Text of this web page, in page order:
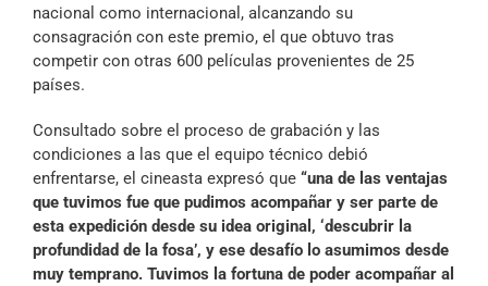
nacional como internacional, alcanzando su
consagración con este premio, el que obtuvo tras
competir con otras 600 películas provenientes de 25
países.
Consultado sobre el proceso de grabación y las
condiciones a las que el equipo técnico debió
enfrentarse, el cineasta expresó que “una de las ventajas
que tuvimos fue que pudimos acompañar y ser parte de
esta expedición desde su idea original, ‘descubrir la
profundidad de la fosa’, y ese desafío lo asumimos desde
muy temprano. Tuvimos la fortuna de poder acompañar al